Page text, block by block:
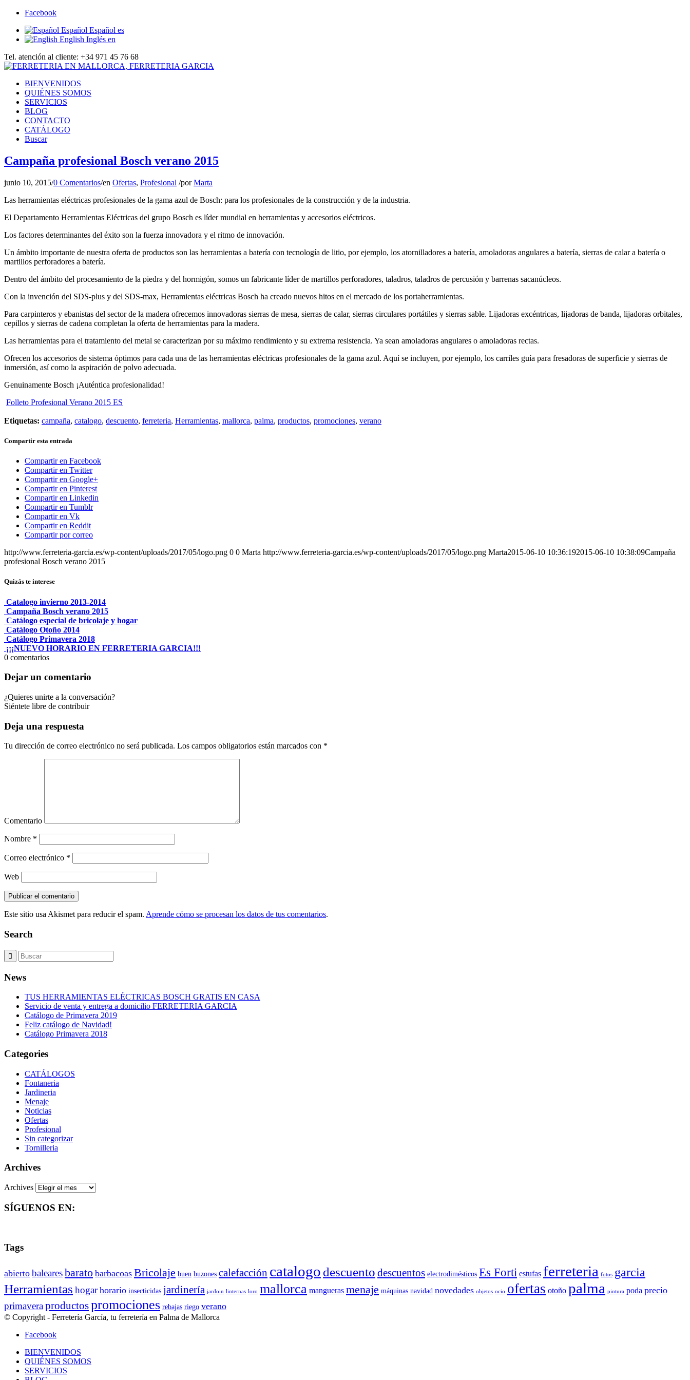
Facebook
Español Español es
English Inglés en
Tel. atención al cliente: +34 971 45 76 68
BIENVENIDOS
QUIÉNES SOMOS
SERVICIOS
BLOG
CONTACTO
CATÁLOGO
Buscar
Campaña profesional Bosch verano 2015
junio 10, 2015/0 Comentarios/en Ofertas, Profesional /porMarta
Las herramientas eléctricas profesionales de la gama azul de Bosch: para los profesionales de la construcción y de la industria.
El Departamento Herramientas Eléctricas del grupo Bosch es líder mundial en herramientas y accesorios eléctricos.
Los factores determinantes del éxito son la fuerza innovadora y el ritmo de innovación.
Un ámbito importante de nuestra oferta de productos son las herramientas a batería con tecnología de litio, por ejemplo, los atornilladores a batería, amoladoras angulares a batería, sierras de calar a batería o
martillos perforadores a batería.
Dentro del ámbito del procesamiento de la piedra y del hormigón, somos un fabricante líder de martillos perforadores, taladros, taladros de percusión y barrenas sacanúcleos.
Con la invención del SDS-plus y del SDS-max, Herramientas eléctricas Bosch ha creado nuevos hitos en el mercado de los portaherramientas.
Para carpinteros y ebanistas del sector de la madera ofrecemos innovadoras sierras de mesa, sierras de calar, sierras circulares portátiles y sierras sable. Lijadoras excéntricas, lijadoras de banda, lijadoras orbitales,
cepillos y sierras de cadena completan la oferta de herramientas para la madera.
Las herramientas para el tratamiento del metal se caracterizan por su máximo rendimiento y su extrema resistencia. Ya sean amoladoras angulares o amoladoras rectas.
Ofrecen los accesorios de sistema óptimos para cada una de las herramientas eléctricas profesionales de la gama azul. Aquí se incluyen, por ejemplo, los carriles guía para fresadoras de superficie y sierras de
inmersión, así como la aspiración de polvo adecuada.
Genuinamente Bosch ¡Auténtica profesionalidad!
Folleto Profesional Verano 2015 ES
Etiquetas: campaña, catalogo, descuento, ferreteria, Herramientas, mallorca, palma, productos, promociones, verano
Compartir esta entrada
Compartir en Facebook
Compartir en Twitter
Compartir en Google+
Compartir en Pinterest
Compartir en Linkedin
Compartir en Tumblr
Compartir en Vk
Compartir en Reddit
Compartir por correo
http://www.ferreteria-garcia.es/wp-content/uploads/2017/05/logo.png 0 0 Marta http://www.ferreteria-garcia.es/wp-content/uploads/2017/05/logo.png Marta2015-06-10 10:36:192015-06-10 10:38:09Campaña
profesional Bosch verano 2015
Quizás te interese
Catalogo invierno 2013-2014
Campaña Bosch verano 2015
Catálogo especial de bricolaje y hogar
Catálogo Otoño 2014
Catálogo Primavera 2018
¡¡¡NUEVO HORARIO EN FERRETERIA GARCIA!!!
0 comentarios
Dejar un comentario
¿Quieres unirte a la conversación?
Siéntete libre de contribuir
Deja una respuesta
Tu dirección de correo electrónico no será publicada. Los campos obligatorios están marcados con *
Comentario
Nombre *
Correo electrónico *
Web
Este sitio usa Akismet para reducir el spam. Aprende cómo se procesan los datos de tus comentarios.
Search
News
TUS HERRAMIENTAS ELÉCTRICAS BOSCH GRATIS EN CASA
Servicio de venta y entrega a domicilio FERRETERIA GARCIA
Catálogo de Primavera 2019
Feliz catálogo de Navidad!
Catálogo Primavera 2018
Categories
CATÁLOGOS
Fontaneria
Jardineria
Menaje
Noticias
Ofertas
Profesional
Sin categorizar
Tornilleria
Archives
Archives
SÍGUENOS EN:
Tags
abierto balearesbarato barbacoas Bricolaje buen buzones calefacción catalogo descuento descuentos electrodimésticos Es Forti estufas ferreteria fotos garcia
Herramientas hogar horario insecticidas jardinería jardoin linternas loro mallorca mangueras menaje máquinas navidad novedades objetos ocio ofertas otoño palma pintura poda precio
primaveraproductospromociones rebajas riego verano
© Copyright - Ferretería García, tu ferretería en Palma de Mallorca
Facebook
BIENVENIDOS
QUIÉNES SOMOS
SERVICIOS